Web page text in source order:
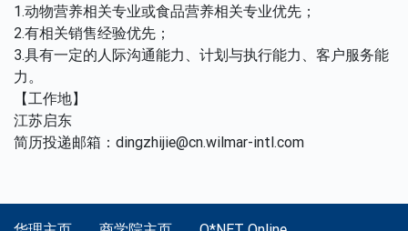
1.动物营养相关专业或食品营养相关专业优先；
2.有相关销售经验优先；
3.具有一定的人际沟通能力、计划与执行能力、客户服务能
力。
【工作地】
江苏启东
简历投递邮箱：dingzhijie@cn.wilmar-intl.com